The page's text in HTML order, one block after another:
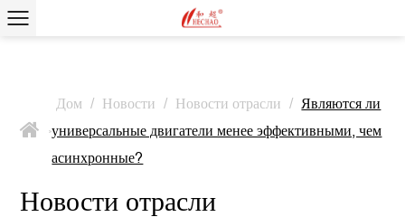
>
Дом / Новости / Новости отрасли / Являются ли
универсальные двигатели менее эффективными, чем
асинхронные?
Новости отрасли